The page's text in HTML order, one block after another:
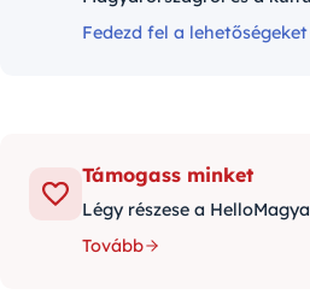
Fedezd fel a lehetőségeket
Támogass minket
Légy részese a
Tovább